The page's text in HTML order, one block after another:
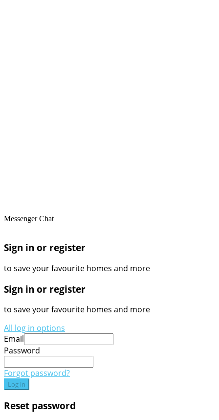
Messenger Chat
Sign in or register
to save your favourite homes and more
Sign in or register
to save your favourite homes and more
All log in options
Email
Password
Forgot password?
Log in
Reset password